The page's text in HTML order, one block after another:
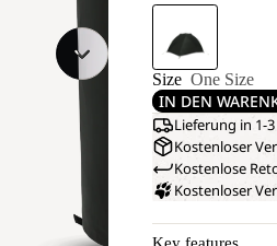
Size One Size
IN DEN
Lieferung in 1-
Kostenloser
Kostenlose
Kostenloser